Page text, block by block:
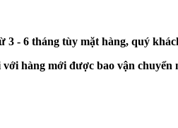
- 6 tháng tùy mặt hàng, quý
hàng mới được bao vận